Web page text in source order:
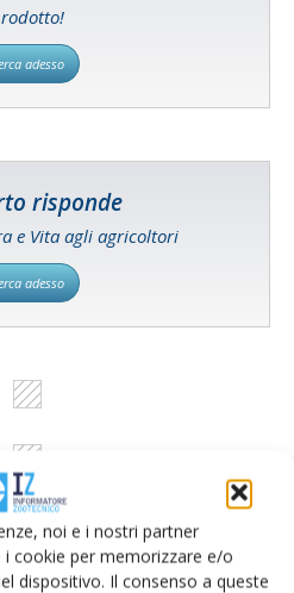
noi e i nostri partner
cookie per memorizzare e/o
dispositivo. Il consenso a queste
adesso
risponde
e Vita agli agricoltori
adesso